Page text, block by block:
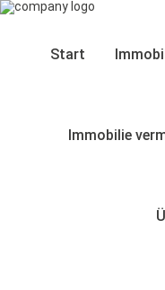
Start
Immobilie